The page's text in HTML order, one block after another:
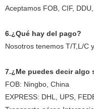
Aceptamos FOB, CIF,
6.¿Qué hay del pago?
Nosotros tenemos T/T,L/C
7.¿Me puedes decir algo
FOB: Ningbo, China
EXPRESS: DHL, UPS,